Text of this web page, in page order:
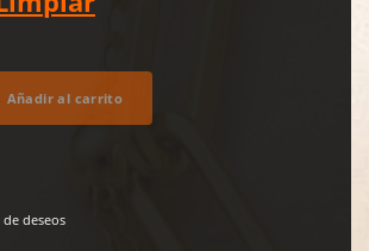
Añadir al carrito
deseos